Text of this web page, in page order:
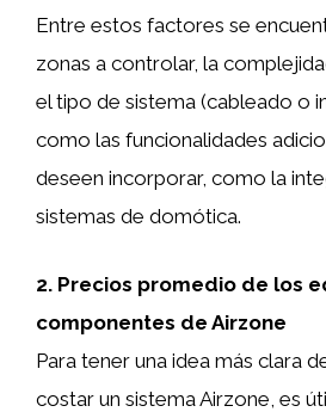
Entre estos factores se
zonas a controlar, la
el tipo de sistema (cableado o
como las funcionalidades
deseen incorporar, como la
sistemas de domótica.
2. Precios promedio de los
componentes de Airzone
Para tener una idea más clara
costar un sistema Airzone, es